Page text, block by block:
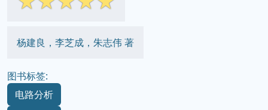
杨建良，李芝成，朱志伟 著
图书标签:
电路分析